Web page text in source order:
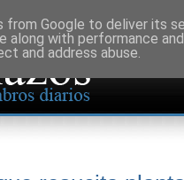
from Google to deliver its
along with performance
and address abuse.